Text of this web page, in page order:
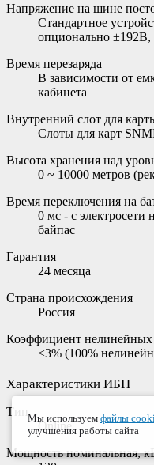
Напряжение на шине
Стандартное
опционально
Время перезаряда
В зависимости от
кабинета
Внутренний слот для
Cлоты для карт
Высота хранения над
0 ~ 10000 метров
Время переключения на
0 мс - с электросети
байпас
Гарантия
24 месяца
Страна происхождения
Россия
Коэффициент нелинейных
≤3% (100%
Характеристики ИБП
Тип
Online
Мощность номинальная,
Мы используем файлы
улучшения работы сайта